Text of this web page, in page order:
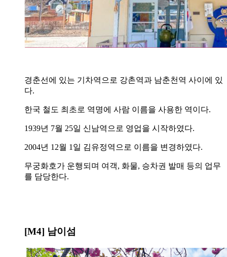
경춘선에 있는 기차역으로 강촌역과 남춘천역 사이에 있
다.
한국 철도 최초로 역명에 사람 이름을 사용한 역이다.
1939년 7월 25일 신남역으로 영업을 시작하였다.
2004년 12월 1일 김유정역으로 이름을 변경하였다.
무궁화호가 운행되며 여객, 화물, 승차권 발매 등의 업무
를 담당한다.
[M4] 남이섬